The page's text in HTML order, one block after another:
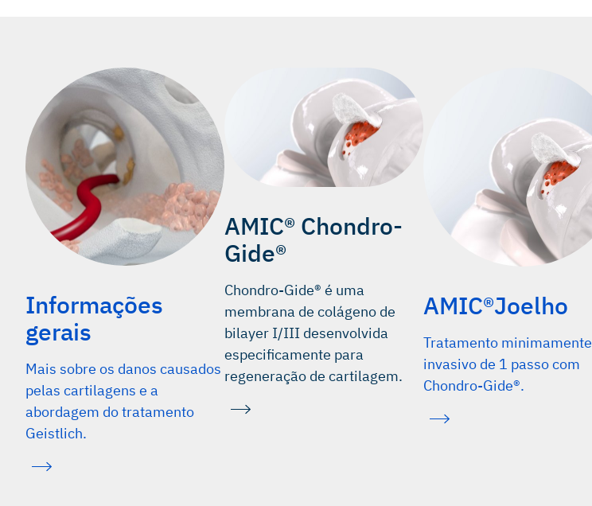
Informações
gerais
Mais sobre os danos causados
pelas cartilagens e a
abordagem do tratamento
Geistlich.
AMIC® Chondro-
Gide®
Chondro-Gide® é uma
membrana de colágeno de
bilayer I/III desenvolvida
especificamente para
regeneração de cartilagem.
AMIC®Joelho
Tratamento minimamente
invasivo de 1 passo com
Chondro-Gide®.